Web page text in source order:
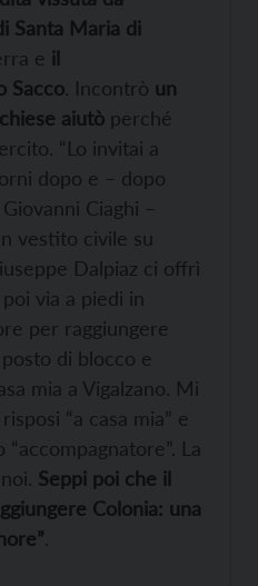
Santa Maria di
e il
Sacco. Incontrò un
aiutò perché
“Lo invitai a
dopo e – dopo
Ciaghi –
vestito civile su
Dalpiaz ci offrì
via a piedi in
per raggiungere
di blocco e
mia a Vigalzano. Mi
“a casa mia” e
La
Seppi poi che il
Colonia: una
.